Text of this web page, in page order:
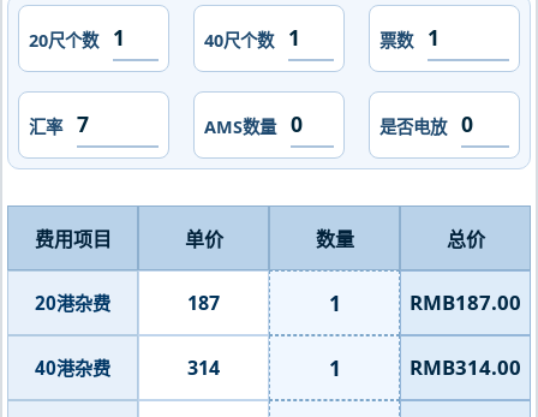
20尺个数 40尺个数 票数
汇率 AMS数量 是否电放
费用项目 单价 数量 总价
20港杂费 187 1 RMB187.00
40港杂费 314 1 RMB314.00